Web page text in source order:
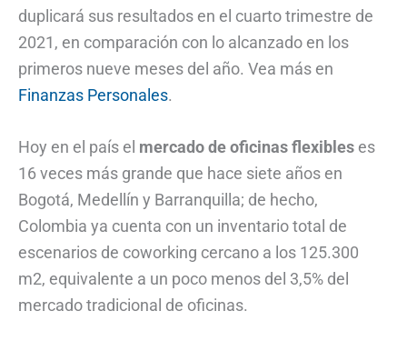
duplicará sus resultados en el cuarto trimestre de
2021, en comparación con lo alcanzado en los
primeros nueve meses del año. Vea más en
Finanzas Personales.
Hoy en el país el mercado de oficinas flexibles es
16 veces más grande que hace siete años en
Bogotá, Medellín y Barranquilla; de hecho,
Colombia ya cuenta con un inventario total de
escenarios de coworking cercano a los 125.300
m2, equivalente a un poco menos del 3,5% del
mercado tradicional de oficinas.